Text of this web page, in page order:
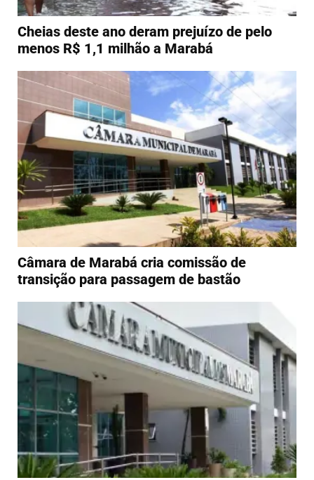
Cheias deste ano deram prejuízo de pelo
menos R$ 1,1 milhão a Marabá
Câmara de Marabá cria comissão de
transição para passagem de bastão